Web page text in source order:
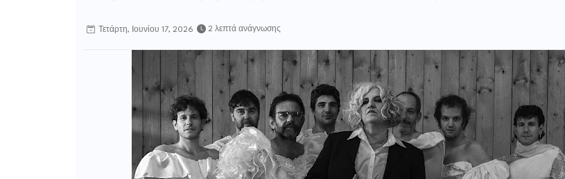
Τετάρτη, Ιουνίου 17, 2026 2 λεπτά ανάγνωσης